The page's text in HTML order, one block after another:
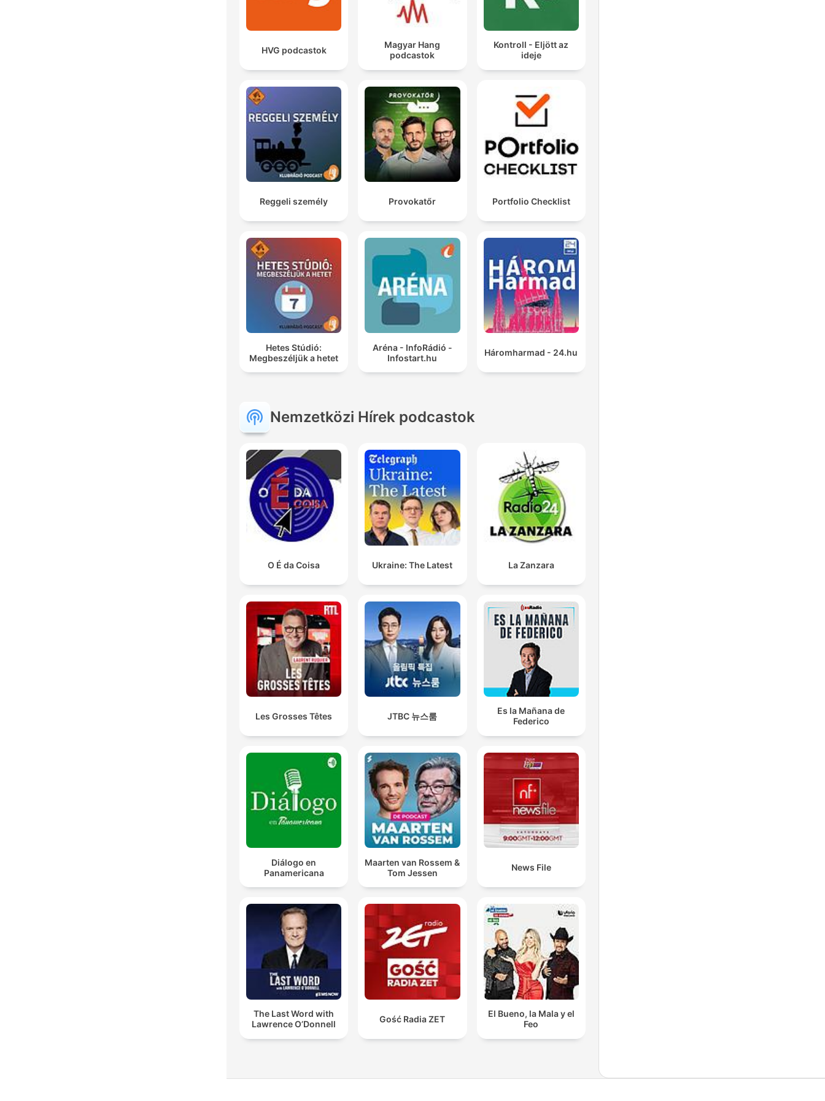
HVG podcastok
Magyar Hang
podcastok
Kontroll - Eljött az
ideje
Reggeli személy Provokatőr Portfolio Checklist
Hetes Stúdió:
Megbeszéljük a hetet
Aréna - InfoRádió -
Infostart.hu
Háromharmad - 24.hu
Nemzetközi Hírek podcastok
O É da Coisa Ukraine: The Latest La Zanzara
Les Grosses Têtes JTBC 뉴스룸
Es la Mañana de
Federico
Diálogo en
Panamericana
Maarten van Rossem &
Tom Jessen
News File
The Last Word with
Lawrence O’Donnell
Gość Radia ZET
El Bueno, la Mala y el
Feo